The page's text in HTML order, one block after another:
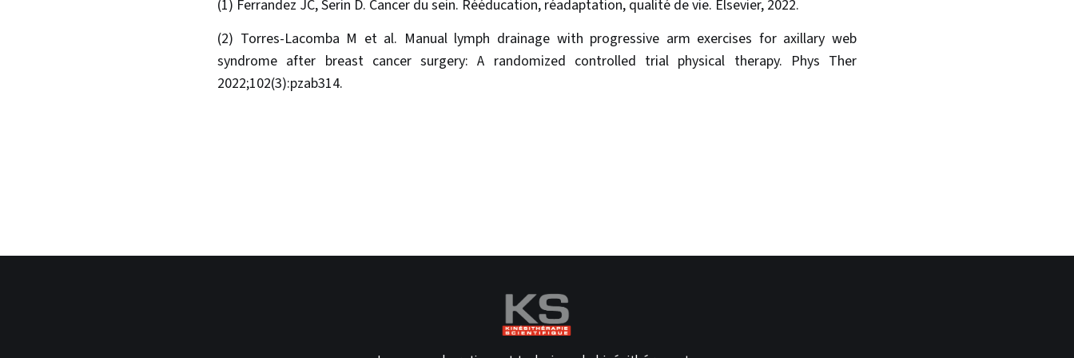
(1) Ferrandez JC, Serin D. Cancer du sein. Rééducation, réadaptation, qualité de vie. Elsevier, 2022.
(2) Torres-Lacomba M et al. Manual lymph drainage with progressive arm exercises for axillary web
syndrome after breast cancer surgery: A randomized controlled trial physical therapy. Phys Ther
2022;102(3):pzab314.